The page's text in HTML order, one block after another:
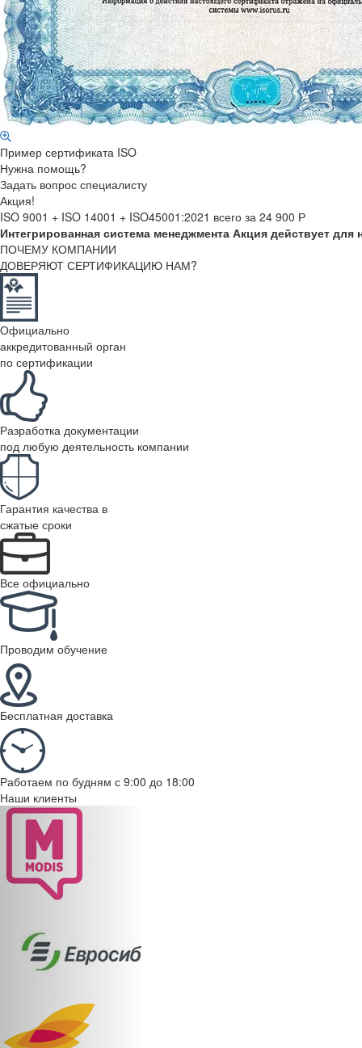
Пример сертификата ISO
Нужна помощь?
Задать вопрос специалисту
Акция!
ISO 9001 + ISO 14001 + ISO45001:2021 всего за 24 900 Р
Интегрированная система менеджмента Акция действует для
ПОЧЕМУ КОМПАНИИ
ДОВЕРЯЮТ СЕРТИФИКАЦИЮ НАМ?
Официально
аккредитованный орган
по сертификации
Разработка документации
под любую деятельность компании
Гарантия качества в
сжатые сроки
Все официально
Проводим обучение
Бесплатная доставка
Работаем по будням с 9:00 до 18:00
Наши клиенты